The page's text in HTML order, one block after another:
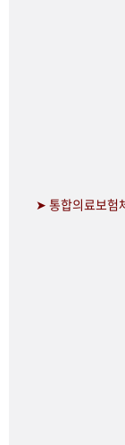
➤ 통합의료보험